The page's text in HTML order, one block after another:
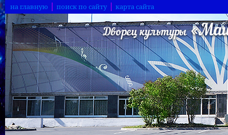
на главную поиск по сайту карта сайта